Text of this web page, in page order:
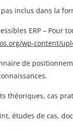
pas inclus dans la
ERP – Pour
wp-content/
de
théoriques, cas
études de cas,